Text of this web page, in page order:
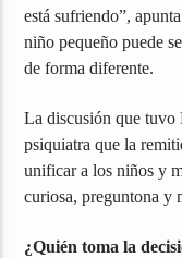
está sufriendo”,
niño pequeño puede
de forma diferente.
La discusión que
psiquiatra que la
unificar a los niños y
curiosa, preguntona y
¿Quién toma la